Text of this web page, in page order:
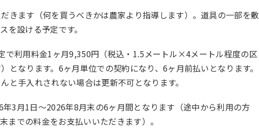
きます（何を買うべきかは農家より指導します）。道具の一部を敷
を設ける予定です。
で利用料金1ヶ月9,350円（税込・1.5メートル×4メートル程度の区
となります。6ヶ月単位での契約になり、6ヶ月前払いとなります。
と手入れされない場合は更新不可となります。
年3月1日〜2026年8月末の6ヶ月間となります（途中から利用の方
までの料金をお支払いいただきます）。